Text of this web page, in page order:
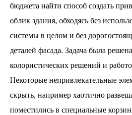
бюджета найти способ создать
облик здания, обходясь без
системы в целом и без
деталей фасада. Задача была
колористических решений и
Некоторые непривлекательные
скрыть, например хаотично
поместились в специальные